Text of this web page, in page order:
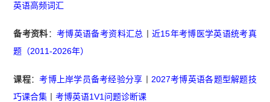
英语高频词汇
备考资料：考博英语备考资料汇总
近15年考博医学英语统考真
题（2011-2026年）
课程：考博上岸学员备考经验分享
2027考博英语各题型解题技
巧课合集 丨考博英语1V1问题诊断课